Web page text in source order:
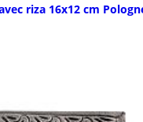
riza 16x12 cm